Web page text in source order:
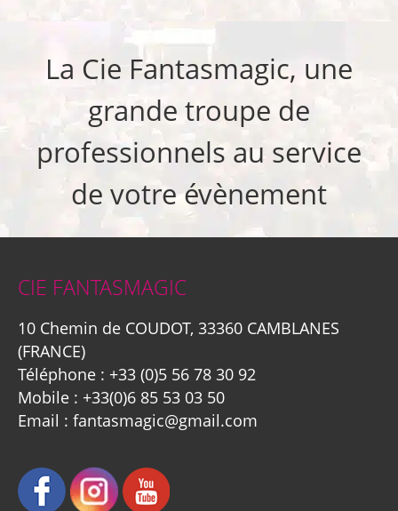
La Cie Fantasmagic, une
grande troupe de
professionnels au service
de votre évènement
CIE FANTASMAGIC
10 Chemin de COUDOT, 33360 CAMBLANES
(FRANCE)
Téléphone : +33 (0)5 56 78 30 92
Mobile : +33(0)6 85 53 03 50
Email : fantasmagic@gmail.com